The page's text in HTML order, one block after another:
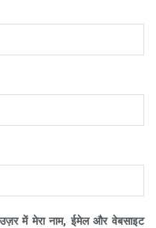
में मेरा नाम, ईमेल और वेबसाइट